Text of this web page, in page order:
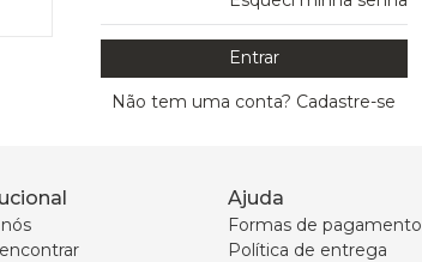
Entrar
Não tem uma conta? Cadastre-se
Ajuda
Formas de pagamento
Política de entrega